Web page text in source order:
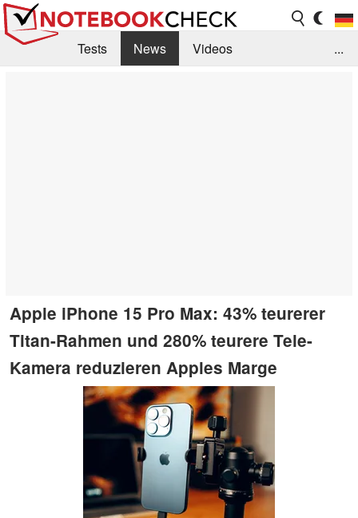
Tests News
Videos
...
Apple iPhone 15 Pro Max: 43% teurerer
Titan-Rahmen und 280% teurere Tele-
Kamera reduzieren Apples Marge